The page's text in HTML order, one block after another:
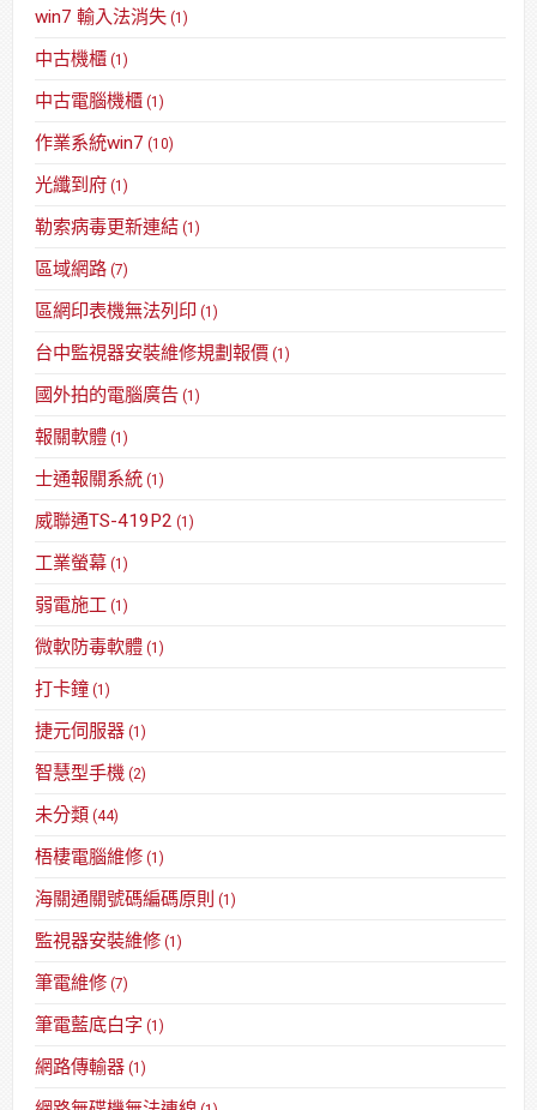
win7 輸入法消失 (1)
中古機櫃 (1)
中古電腦機櫃 (1)
作業系統win7 (10)
光纖到府 (1)
勒索病毒更新連結 (1)
區域網路 (7)
區網印表機無法列印 (1)
台中監視器安裝維修規劃報價 (1)
國外拍的電腦廣告 (1)
報關軟體 (1)
士通報關系統 (1)
威聯通TS-419P2 (1)
工業螢幕 (1)
弱電施工 (1)
微軟防毒軟體 (1)
打卡鐘 (1)
捷元伺服器 (1)
智慧型手機 (2)
未分類 (44)
梧棲電腦維修 (1)
海關通關號碼編碼原則 (1)
監視器安裝維修 (1)
筆電維修 (7)
筆電藍底白字 (1)
網路傳輸器 (1)